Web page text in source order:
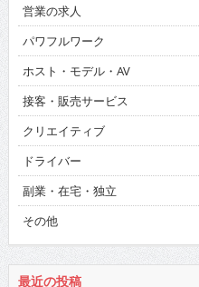
営業の求人
パワフルワーク
ホスト・モデル・AV
接客・販売サービス
クリエイティブ
ドライバー
副業・在宅・独立
その他
最近の投稿